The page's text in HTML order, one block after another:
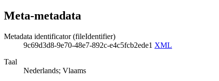
Meta-metadata
Metadata identificator (fileIdentifier)
9c69d3d8-9e70-48e7-892c-e4c5fcb2ede1 XML
Taal
Nederlands; Vlaams